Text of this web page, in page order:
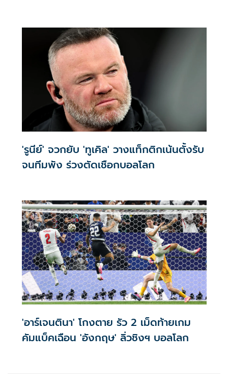
'รูนีย์' จวกยับ 'ทูเคิล' วางแท็กติกเน้นตั้งรับ
จนทีมพัง ร่วงตัดเชือกบอลโลก
'อาร์เจนตินา' โกงตาย รัว 2 เม็ดท้ายเกม
คัมแบ็คเฉือน 'อังกฤษ' ลิ่วชิงฯ บอลโลก